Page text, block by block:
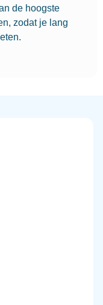
de hoogste
zodat je lang